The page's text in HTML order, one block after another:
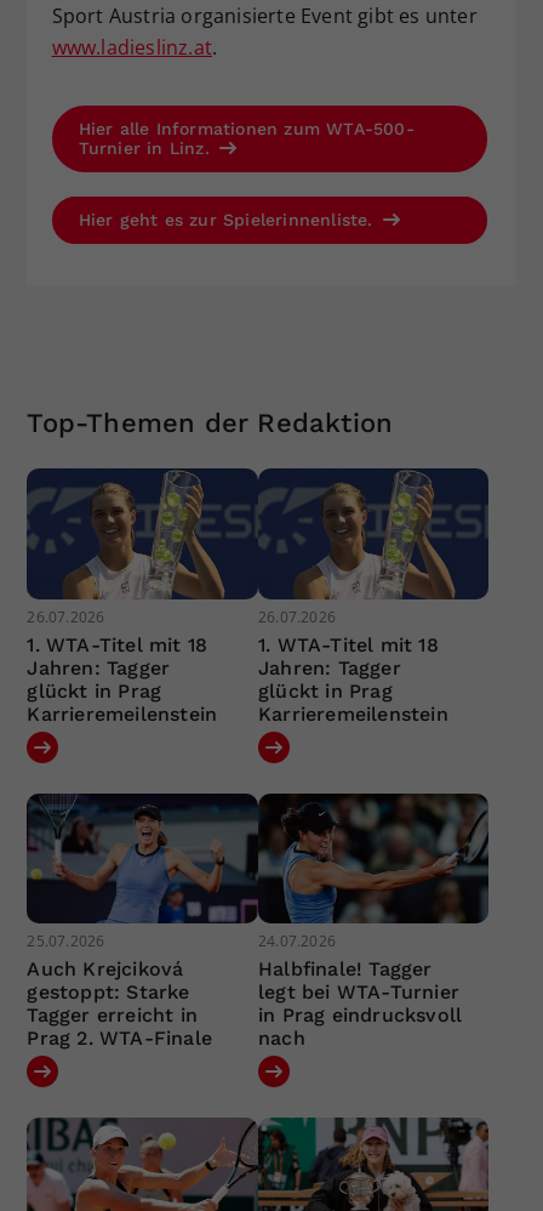
Sport Austria organisierte Event gibt es unter
www.ladieslinz.at.
Hier alle Informationen zum WTA-500-
Turnier in Linz.
Hier geht es zur Spielerinnenliste.
Top-Themen der Redaktion
26.07.2026
1. WTA-Titel mit 18
Jahren: Tagger
glückt in Prag
Karrieremeilenstein
26.07.2026
1. WTA-Titel mit 18
Jahren: Tagger
glückt in Prag
Karrieremeilenstein
25.07.2026
Auch Krejciková
gestoppt: Starke
Tagger erreicht in
Prag 2. WTA-Finale
24.07.2026
Halbfinale! Tagger
legt bei WTA-Turnier
in Prag eindrucksvoll
nach